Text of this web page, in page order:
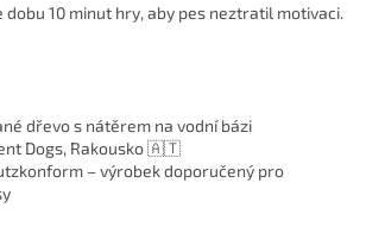
10 minut hry, aby pes neztratil motivaci.
dřevo s nátěrem na vodní bázi
Dogs, Rakousko 🇦🇹
– výrobek doporučený pro